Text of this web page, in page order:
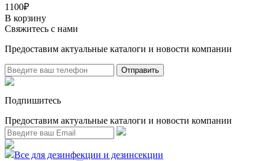
1100₽
В корзину
Свяжитесь с нами
Предоставим актуальные каталоги и новости компании
Подпишитесь
Предоставим актуальные каталоги и новости компании
Все для дезинфекции и дезинсекции